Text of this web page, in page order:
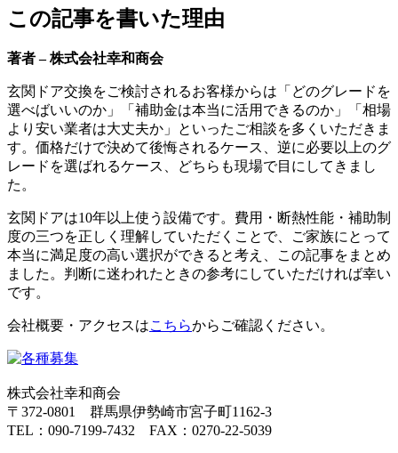
この記事を書いた理由
著者 – 株式会社幸和商会
玄関ドア交換をご検討されるお客様からは「どのグレードを
選べばいいのか」「補助金は本当に活用できるのか」「相場
より安い業者は大丈夫か」といったご相談を多くいただきま
す。価格だけで決めて後悔されるケース、逆に必要以上のグ
レードを選ばれるケース、どちらも現場で目にしてきまし
た。
玄関ドアは10年以上使う設備です。費用・断熱性能・補助制
度の三つを正しく理解していただくことで、ご家族にとって
本当に満足度の高い選択ができると考え、この記事をまとめ
ました。判断に迷われたときの参考にしていただければ幸い
です。
会社概要・アクセスはこちらからご確認ください。
株式会社幸和商会
〒372-0801 群馬県伊勢崎市宮子町1162-3
TEL：090-7199-7432 FAX：0270-22-5039